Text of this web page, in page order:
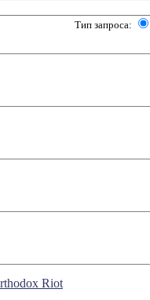
Тип запроса:
Riot